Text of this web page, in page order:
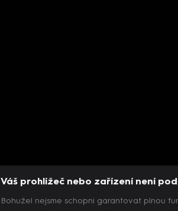
Váš prohlížeč nebo zařízení není
Bohužel nejsme schopni garantovat plnou